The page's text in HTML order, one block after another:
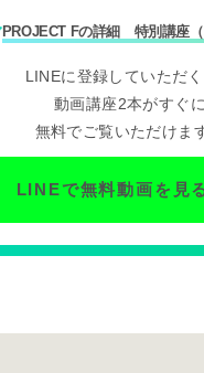
PROJECT Fの詳細 特別講座（
LINEに登録していただく
動画講座2本がすぐに
無料でご覧いただけま
LINEで無料動画を見